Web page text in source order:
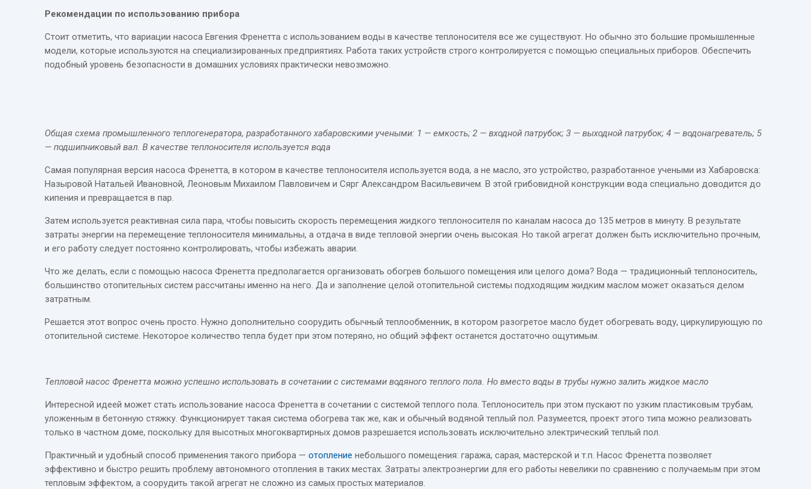
Рекомендации по использованию прибора
Стоит отметить, что вариации насоса Евгения Френетта с использованием воды в качестве теплоносителя все же существуют. Но обычно это большие промышленные
модели, которые используются на специализированных предприятиях. Работа таких устройств строго контролируется с помощью специальных приборов. Обеспечить
подобный уровень безопасности в домашних условиях практически невозможно.
Общая схема промышленного теплогенератора, разработанного хабаровскими учеными: 1 — емкость; 2 — входной патрубок; 3 — выходной патрубок; 4 — водонагреватель; 5
— подшипниковый вал. В качестве теплоносителя используется вода
Самая популярная версия насоса Френетта, в котором в качестве теплоносителя используется вода, а не масло, это устройство, разработанное учеными из Хабаровска:
Назыровой Натальей Ивановной, Леоновым Михаилом Павловичем и Сярг Александром Васильевичем. В этой грибовидной конструкции вода специально доводится до
кипения и превращается в пар.
Затем используется реактивная сила пара, чтобы повысить скорость перемещения жидкого теплоносителя по каналам насоса до 135 метров в минуту. В результате
затраты энергии на перемещение теплоносителя минимальны, а отдача в виде тепловой энергии очень высокая. Но такой агрегат должен быть исключительно прочным,
и его работу следует постоянно контролировать, чтобы избежать аварии.
Что же делать, если с помощью насоса Френетта предполагается организовать обогрев большого помещения или целого дома? Вода — традиционный теплоноситель,
большинство отопительных систем рассчитаны именно на него. Да и заполнение целой отопительной системы подходящим жидким маслом может оказаться делом
затратным.
Решается этот вопрос очень просто. Нужно дополнительно соорудить обычный теплообменник, в котором разогретое масло будет обогревать воду, циркулирующую по
отопительной системе. Некоторое количество тепла будет при этом потеряно, но общий эффект останется достаточно ощутимым.
Тепловой насос Френетта можно успешно использовать в сочетании с системами водяного теплого пола. Но вместо воды в трубы нужно залить жидкое масло
Интересной идеей может стать использование насоса Френетта в сочетании с системой теплого пола. Теплоноситель при этом пускают по узким пластиковым трубам,
уложенным в бетонную стяжку. Функционирует такая система обогрева так же, как и обычный водяной теплый пол. Разумеется, проект этого типа можно реализовать
только в частном доме, поскольку для высотных многоквартирных домов разрешается использовать исключительно электрический теплый пол.
Практичный и удобный способ применения такого прибора —отопление небольшого помещения: гаража, сарая, мастерской и т.п. Насос Френетта позволяет
эффективно и быстро решить проблему автономного отопления в таких местах. Затраты электроэнергии для его работы невелики по сравнению с получаемым при этом
тепловым эффектом, а соорудить такой агрегат не сложно из самых простых материалов.